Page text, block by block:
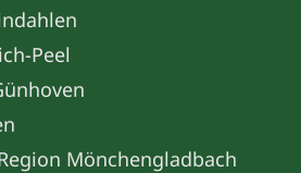
Peel
Mönchengladbach